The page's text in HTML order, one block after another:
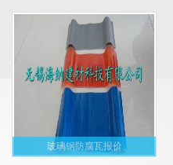
玻璃钢防腐瓦报价